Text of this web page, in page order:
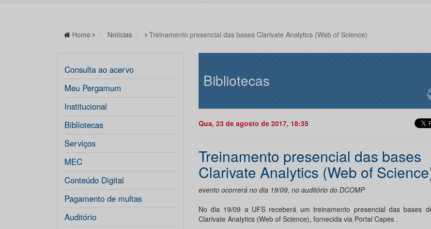
Home Notícias Treinamento presencial das bases Clarivate Analytics (Web of Science)
Consulta ao acervo
Meu Pergamum
Institucional
Bibliotecas
Serviços
MEC
Conteúdo Digital
Pagamento de multas
Auditório
Bibliotecas
Qua, 23 de agosto de 2017, 18:35
Treinamento presencial das bases
Clarivate Analytics (Web of
evento ocorrerá no dia 19/09, no auditório do DCOMP
No dia 19/09 a UFS receberá um treinamento presencial das bases
Clarivate Analytics (Web of Science), fornecida via Portal Capes .